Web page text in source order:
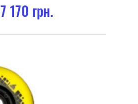
7 170 грн.